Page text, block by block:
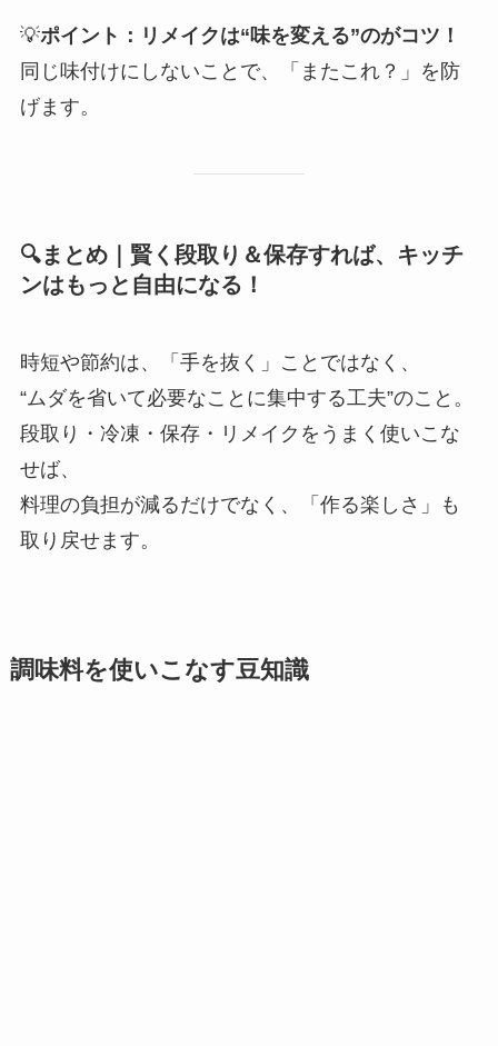
💡ポイント：リメイクは“味を変える”のがコツ！
同じ味付けにしないことで、「またこれ？」を防
げます。
🔍まとめ｜賢く段取り＆保存すれば、キッチ
ンはもっと自由になる！
時短や節約は、「手を抜く」ことではなく、
“ムダを省いて必要なことに集中する工夫”のこと。
段取り・冷凍・保存・リメイクをうまく使いこな
せば、
料理の負担が減るだけでなく、「作る楽しさ」も
取り戻せます。
調味料を使いこなす豆知識